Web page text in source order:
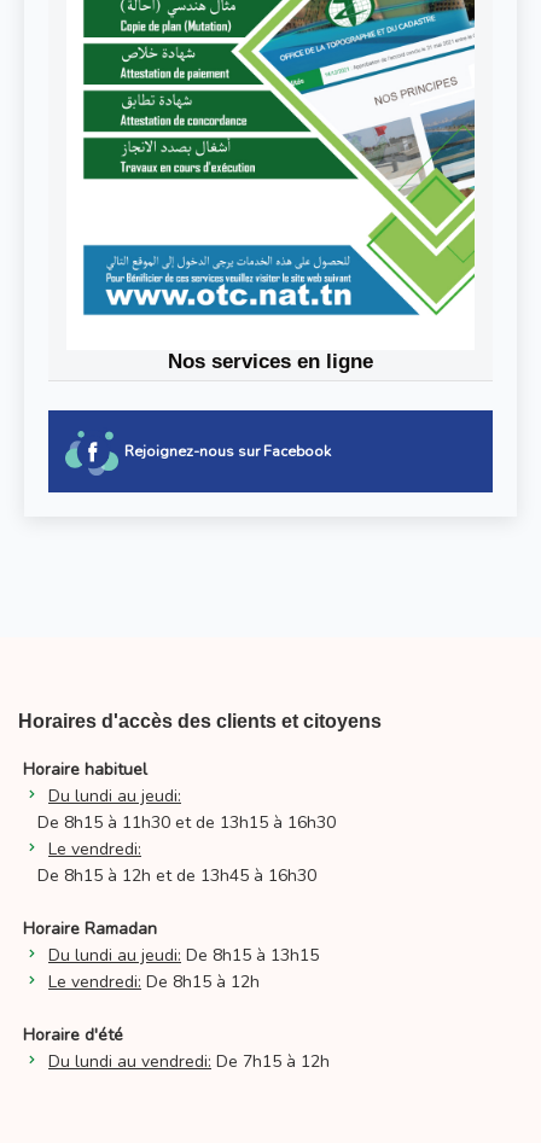
Nos services en ligne
Rejoignez-nous sur Facebook
Horaires d'accès des clients et citoyens
Horaire habituel
Du lundi au jeudi:
De 8h15 à 11h30 et de 13h15 à 16h30
Le vendredi:
De 8h15 à 12h et de 13h45 à 16h30
Horaire Ramadan
Du lundi au jeudi: De 8h15 à 13h15
Le vendredi: De 8h15 à 12h
Horaire d'été
Du lundi au vendredi: De 7h15 à 12h